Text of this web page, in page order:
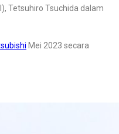
Tetsuhiro Tsuchida dalam
Mei 2023 secara